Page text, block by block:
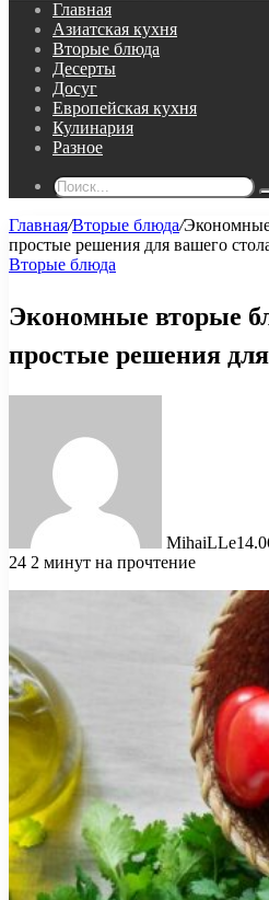
Главная
Азиатская кухня
Вторые блюда
Десерты
Досуг
Европейская кухня
Кулинария
Разное
Главная/Вторые блюда/
простые решения для вашего
Вторые блюда
Экономные вторые
простые решения
MihaiLLe
24 2 минут на прочтение